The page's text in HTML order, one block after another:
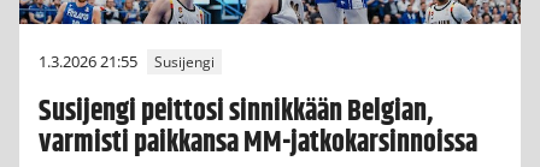
1.3.2026 21:55 Susijengi
Susijengi peittosi sinnikkään Belgian,
varmisti paikkansa MM-jatkokarsinnoissa